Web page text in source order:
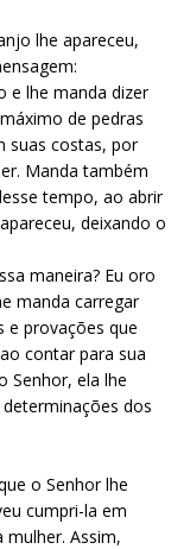
lhe apareceu,
e lhe manda dizer
de pedras
suas costas, por
Manda também
tempo, ao abrir
deixando o
maneira? Eu oro
manda carregar
e provações que
contar para sua
Senhor, ela lhe
dos
o Senhor lhe
cumpri-la em
Assim,